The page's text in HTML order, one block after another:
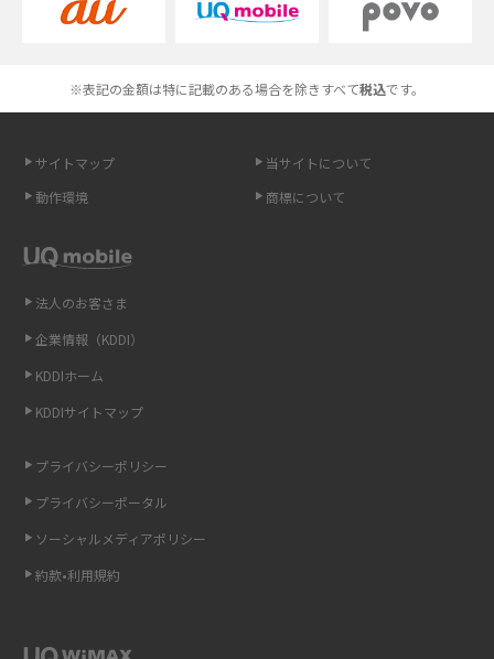
Androidスマホとは？特徴やメリット・デメリット、おススメ機種を紹介
トを解説
スマホや携帯端末の通信速度制限とは？回避のコツや解除のタイミング・
LINEの通知がこない時の原因と対処法9選！設定の確認手順も解説
スマホのウィジェットとは？iPhone・Androidの設定方法やおススメを紹
リプライ機能とは？LINE、X（旧Twitter）、Instagram、TikTokで送る方法
※表記の金額は特に記載のある場合を除きすべて税込です。
サイトマップ
当サイトについて
動作環境
商標について
法人のお客さま
企業情報（KDDI）
KDDIホーム
KDDIサイトマップ
プライバシーポリシー
プライバシーポータル
ソーシャルメディアポリシー
約款•利用規約